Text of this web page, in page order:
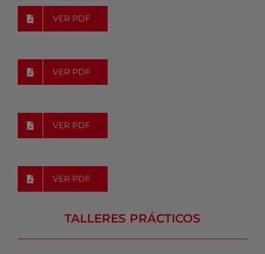
VER PDF
VER PDF
VER PDF
VER PDF
TALLERES PRÁCTICOS